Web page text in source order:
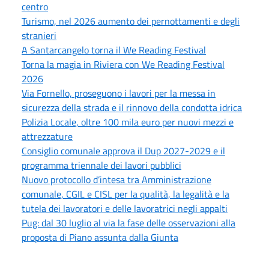
centro
Turismo, nel 2026 aumento dei pernottamenti e degli
stranieri
A Santarcangelo torna il We Reading Festival
Torna la magia in Riviera con We Reading Festival
2026
Via Fornello, proseguono i lavori per la messa in
sicurezza della strada e il rinnovo della condotta idrica
Polizia Locale, oltre 100 mila euro per nuovi mezzi e
attrezzature
Consiglio comunale approva il Dup 2027-2029 e il
programma triennale dei lavori pubblici
Nuovo protocollo d’intesa tra Amministrazione
comunale, CGIL e CISL per la qualità, la legalità e la
tutela dei lavoratori e delle lavoratrici negli appalti
Pug: dal 30 luglio al via la fase delle osservazioni alla
proposta di Piano assunta dalla Giunta